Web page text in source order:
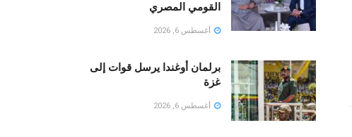
القومي المصري
أغسطس 6, 2026
برلمان أوغندا يرسل قوات إلى
غزة
أغسطس 6, 2026